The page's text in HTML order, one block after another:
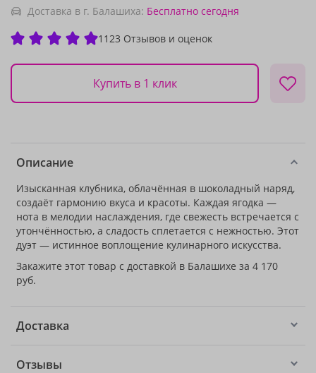
Доставка в г. Балашиха: Бесплатно сегодня
1123 Отзывов и оценок
Купить в 1 клик
Описание
Изысканная клубника, облачённая в шоколадный наряд,
создаёт гармонию вкуса и красоты. Каждая ягодка —
нота в мелодии наслаждения, где свежесть встречается с
утончённостью, а сладость сплетается с нежностью. Этот
дуэт — истинное воплощение кулинарного искусства.
Закажите этот товар с доставкой в Балашихе за 4 170
руб.
Доставка
Отзывы